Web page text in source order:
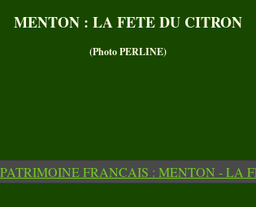
MENTON : LA FETE DU CITRON
(Photo PERLINE)